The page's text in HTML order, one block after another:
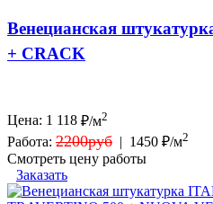
Венецианская
+ CRACK
Цена: 1 118 ₽/м2
Работа: 2200руб | 1450 ₽/м2
Смотреть цену работы
Заказать